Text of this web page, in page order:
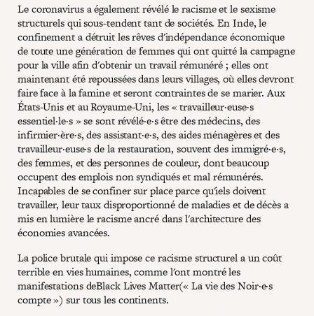
Le coronavirus a également révélé le racisme et le sexisme
structurels qui sous-tendent tant de sociétés. En Inde, le
confinement a détruit les rêves d'indépendance économique
de toute une génération de femmes qui ont quitté la campagne
pour la ville afin d'obtenir un travail rémunéré ; elles ont
maintenant été repoussées dans leurs villages, où elles devront
faire face à la famine et seront contraintes de se marier. Aux
États-Unis et au Royaume-Uni, les « travailleur·euse·s
essentiel·le·s » se sont révélé·e·s être des médecins, des
infirmier·ère·s, des assistant·e·s, des aides ménagères et des
travailleur·euse·s de la restauration, souvent des immigré·e·s,
des femmes, et des personnes de couleur, dont beaucoup
occupent des emplois non syndiqués et mal rémunérés.
Incapables de se confiner sur place parce qu'iels doivent
travailler, leur taux disproportionné de maladies et de décès a
mis en lumière le racisme ancré dans l'architecture des
économies avancées.
La police brutale qui impose ce racisme structurel a un coût
terrible en vies humaines, comme l'ont montré les
manifestations deBlack Lives Matter(« La vie des Noir·e·s
compte ») sur tous les continents.